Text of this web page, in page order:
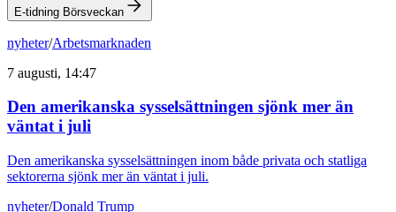
E-tidning Börsveckan
nyheter/Arbetsmarknaden
7 augusti, 14:47
Den amerikanska sysselsättningen sjönk mer än
väntat i juli
Den amerikanska sysselsättningen inom både privata och statliga
sektorerna sjönk mer än väntat i juli.
nyheter/Donald Trump